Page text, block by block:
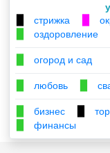
стрижка
оздоровление
огород и сад
любовь
бизнес
финансы